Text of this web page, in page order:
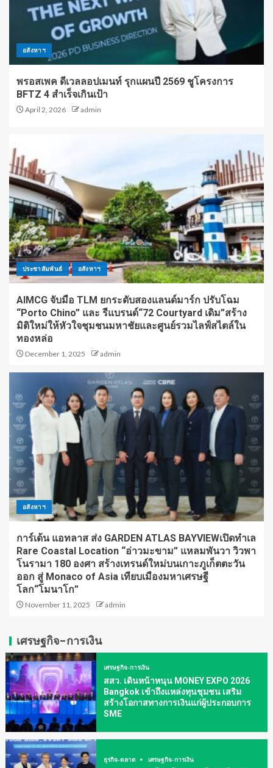
อสังหาฯ
พรอสเพค ดีเวลลอปเมนท์ รุกแผนปี 2569 ชูโครงการ
BFTZ 4 สำเร็จเกินเป้า
April 2, 2026 admin
ประชาสัมพันธ์ อสังหาฯ
AIMCG จับมือ TLM ยกระดับสองแลนด์มาร์ก ปรับโฉม
“Porto Chino” และ รีแบรนด์“72 Courtyard เดิม”สร้าง
มิติใหม่ให้หัวใจชุมชนมหาชัยและศูนย์รวมไลฟ์สไตล์ใน
ทองหล่อ
December 1, 2025 admin
อสังหาฯ
การ์เด้น แอทลาส ส่ง GARDEN ATLAS BAYVIEWเปิดทำเล
Rare Coastal Location “อ่าวมะขาม” แหลมพันวา วิวพา
โนรามา 180 องศา สร้างเทรนด์ใหม่บนเกาะภูเก็ตตะวัน
ออก สู่ Monaco of Asia เทียบเมืองมหาเศรษฐี
โลก“โมนาโก”
November 11, 2025 admin
เศรษฐกิจ-การเงิน
เศรษฐกิจ-การเงิน
สสว. เดินหน้าหนุน MONEY EXPO 2026
Bangkok เข้าถึงแหล่งทุนชุมชน เสริม
สร้างโอกาสทางการเงินแก่ผู้ประกอบการ
SME
ธุรกิจ-ตลาด เศรษฐกิจ-การเงิน